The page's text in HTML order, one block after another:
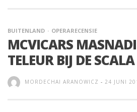
BUITENLAND OPERARECENSIE
MCVICARS
TELEUR BIJ DE SCALA
MORDECHAI ARANOWICZ - 24 JUNI